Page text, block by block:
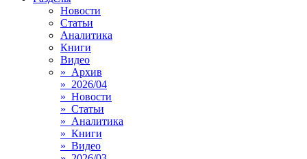
Новости
Статьи
Аналитика
Книги
Видео
» Архив
» 2026/04
» Новости
» Статьи
» Аналитика
» Книги
» Видео